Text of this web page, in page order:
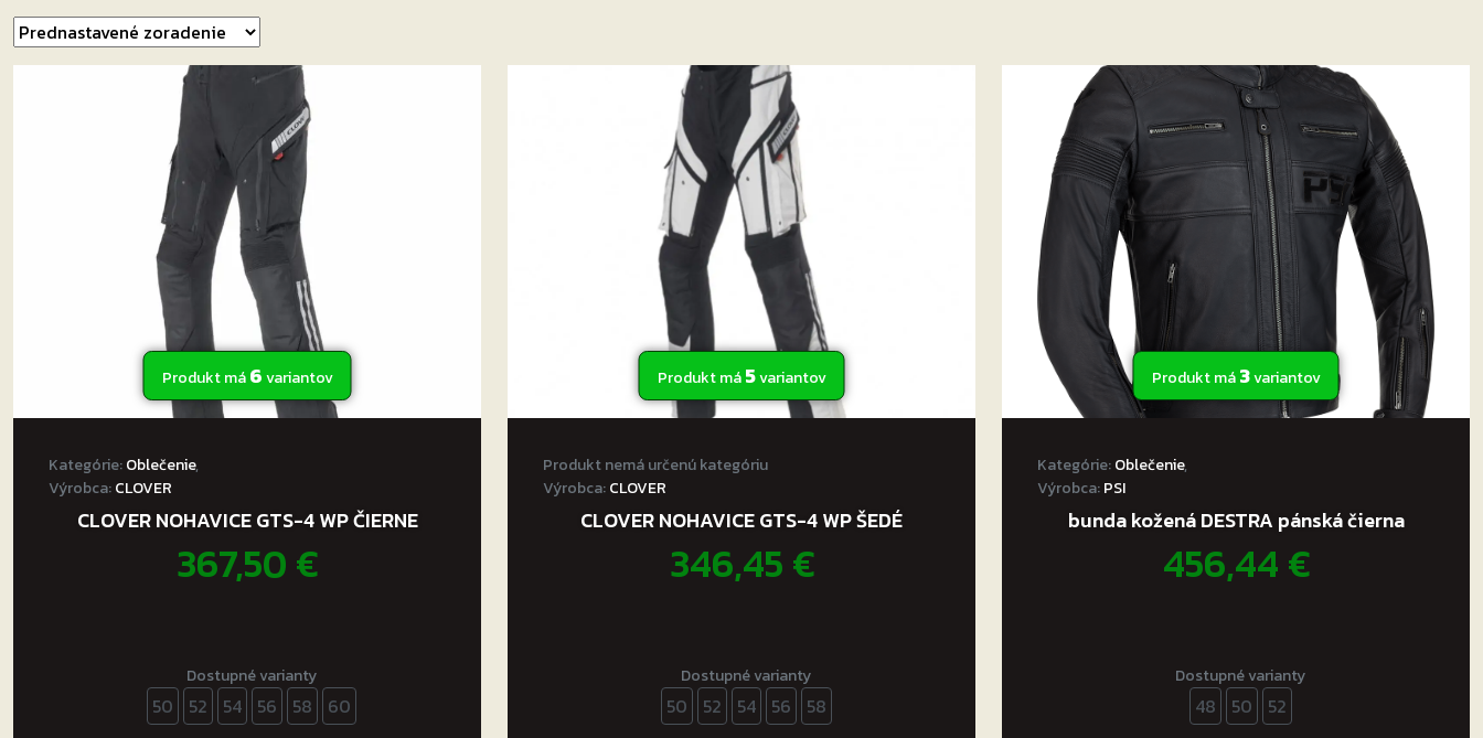
Produkt má6variantov
Kategórie:Oblečenie,
Výrobca:CLOVER
CLOVER NOHAVICE GTS-4 WP ČIERNE
367,50€
Dostupné varianty
50 52 54 56 58 60
Produkt má5variantov
Produkt nemá určenú kategóriu
Výrobca:CLOVER
CLOVER NOHAVICE GTS-4 WP ŠEDÉ
346,45€
Dostupné varianty
50 52 54 56 58
Produkt má3variantov
Kategórie:Oblečenie,
Výrobca:PSI
bunda kožená DESTRA pánská čierna
456,44€
Dostupné varianty
48 50 52